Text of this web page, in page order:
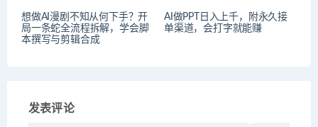
想做AI漫剧不知从何下手？开
局一条蛇全流程拆解，学会脚
本撰写与剪辑合成
AI做PPT日入上千，附永久接
单渠道，会打字就能赚
发表评论